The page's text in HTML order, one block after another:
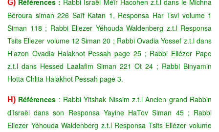
G) Références : Rabbi Israël Méïr Hacohen z.t.l dans le Michna
Béroura siman 226 Saïf Katan 1, Responsa Har Tsvi volume 1
Siman 118 ; Rabbi Eliezer Yéhouda Waldenberg z.t.l Responsa
Tsits Eliezer volume 12 Siman 20 ; Rabbi Ovadia Yossef z.t.l dans
H’azon Ovadia Halakhot Pessah page 25 ; Rabbi Eliézer Papo
z.t.l dans Hessed Laalafim Siman 221 Ot 24 ; Rabbi Binyamin
Hotta Chlita Halakhot Pessah page 3.
H) Références : Rabbi Yitshak Nissim z.t.l Ancien grand Rabbin
d’Israël dans son Responsa Yayine HaTov Siman 45 ; Rabbi
Eliezer Yéhouda Waldenberg z.t.l Responsa Tsits Eliézer volume